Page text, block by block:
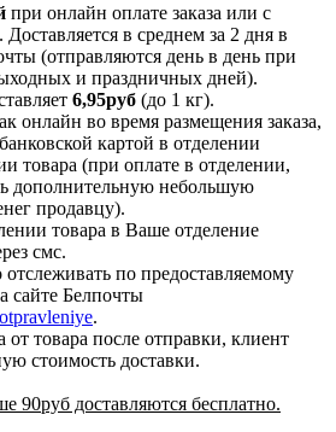
при онлайн оплате заказа или с
в среднем за 2 дня в
(отправляются день в день при
и праздничных дней).
6,95руб (до 1 кг).
онлайн во время размещения заказа,
картой в отделении
товара (при оплате в отделении,
дополнительную небольшую
продавцу).
товара в Ваше отделение
смс.
по предоставляемому
сайте Белпочты
.
от товара после отправки, клиент
стоимость доставки.
90руб доставляются бесплатно.